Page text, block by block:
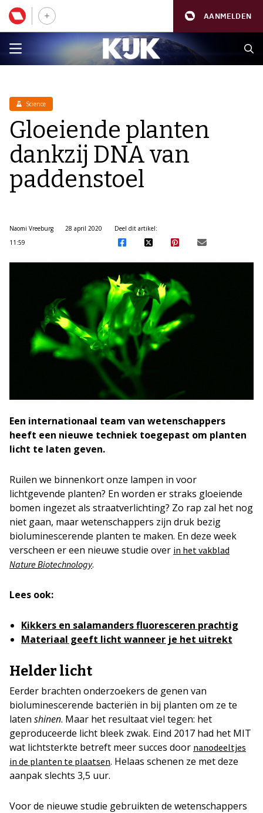
AANMELDEN
Science
Gloeiende planten
dankzij DNA van
paddenstoel
Naomi Vreeburg
28 april 2020
11:59
Deel dit artikel:
Een internationaal team van wetenschappers
heeft een nieuwe techniek toegepast om planten
licht te laten geven.
Ruilen we binnenkort onze lampen in voor
lichtgevende planten? En worden er straks gloeiende
bomen ingezet als straatverlichting? Zo rap zal het nog
niet gaan, maar wetenschappers zijn druk bezig
bioluminescerende planten te maken. En deze week
verscheen er een nieuwe studie over in het vakblad
Nature Biotechnology.
Lees ook:
Kikkers en salamanders fluoresceren prachtig
Materiaal geeft licht wanneer je het uitrekt
Helder licht
Eerder brachten onderzoekers de genen van
bioluminescerende bacteriën in bij planten om ze te
laten shinen. Maar het resultaat viel tegen: het
geproduceerde licht bleek zwak. Eind 2017 had het MIT
wat lichtsterkte betreft meer succes door nanodeeltjes
in de planten te plaatsen. Helaas schenen ze met deze
aanpak slechts 3,5 uur.
Voor de nieuwe studie gebruikten de wetenschappers